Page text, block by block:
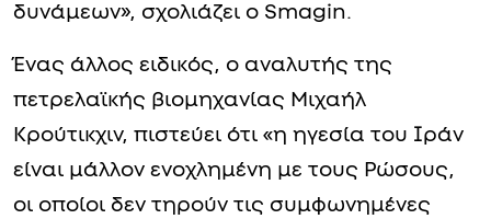
δυνάμεων», σχολιάζει ο Smagin.
Ένας άλλος ειδικός, ο αναλυτής της
πετρελαϊκής βιομηχανίας Μιχαήλ
Κρούτικχιν, πιστεύει ότι «η ηγεσία του Ιράν
είναι μάλλον ενοχλημένη με τους Ρώσους,
οι οποίοι δεν τηρούν τις συμφωνημένες